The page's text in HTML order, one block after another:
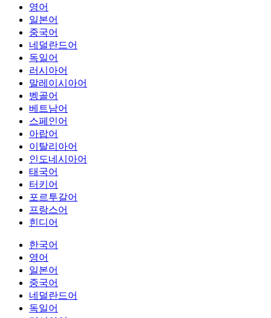
영어
일본어
중국어
네덜란드어
독일어
러시아어
말레이시아어
벵골어
베트남어
스페인어
아랍어
이탈리아어
인도네시아어
태국어
터키어
포르투갈어
프랑스어
힌디어
한국어
영어
일본어
중국어
네덜란드어
독일어